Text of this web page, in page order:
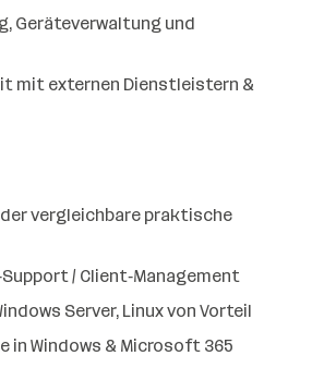
Geräteverwaltung und
mit externen Dienstleistern &
vergleichbare praktische
/ Client‑Management
Server, Linux von Vorteil
in Windows & Microsoft 365